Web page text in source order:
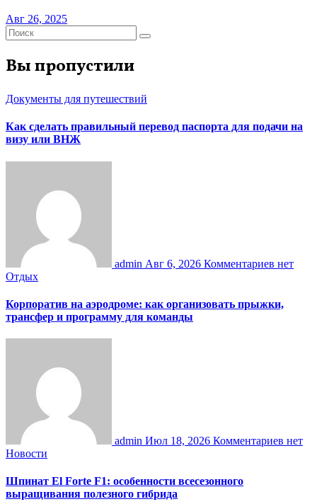
Авг 26, 2025
Вы пропустили
Документы для путешествий
Как сделать правильный перевод паспорта для подачи на
визу или ВНЖ
admin Авг 6, 2026 Комментариев нет
Отдых
Корпоратив на аэродроме: как организовать прыжки,
трансфер и программу для команды
admin Июл 18, 2026 Комментариев нет
Новости
Шпинат El Forte F1: особенности всесезонного
выращивания полезного гибрида